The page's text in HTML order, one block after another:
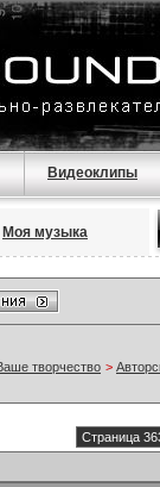
Видеоклипы
Моя музыка
творчество >
Страница